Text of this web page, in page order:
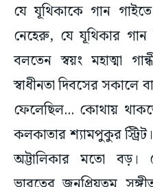
যে যূথিকাকে গান গাইতে
নেহেরু, যে যূথিকার
বলতেন স্বয়ং মহাত্মা
স্বাধীনতা দিবসের সকালে
ফেলেছিল... কোথায়
কলকাতার শ্যামপুকুর
অট্টালিকার মতো বড়।